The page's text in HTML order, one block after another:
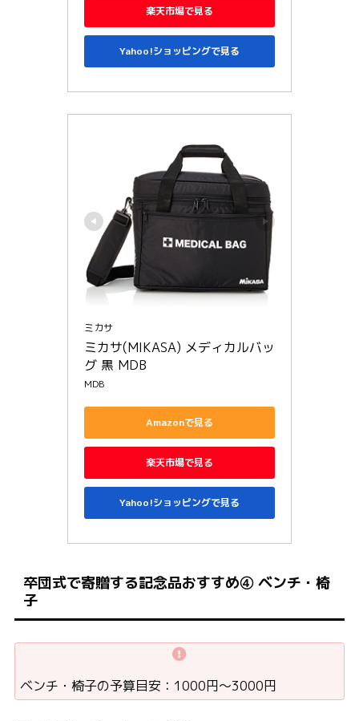
楽天市場で見る
Yahoo!ショッピングで見る
ミカサ
ミカサ(MIKASA) メディカルバッ
グ 黒 MDB
MDB
Amazonで見る
楽天市場で見る
Yahoo!ショッピングで見る
卒団式で寄贈する記念品おすすめ④ ベンチ・椅
子
ベンチ・椅子の予算目安：1000円〜3000円